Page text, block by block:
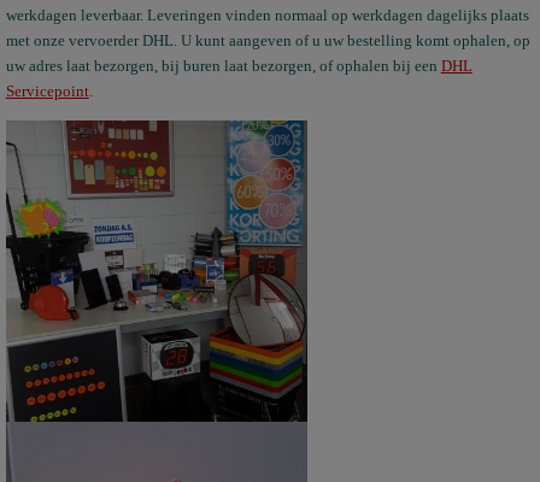
werkdagen leverbaar. Leveringen vinden normaal op werkdagen dagelijks plaats
met onze vervoerder DHL. U kunt aangeven of u uw bestelling komt ophalen, op
uw adres laat bezorgen, bij buren laat bezorgen, of ophalen bij een DHL
Servicepoint